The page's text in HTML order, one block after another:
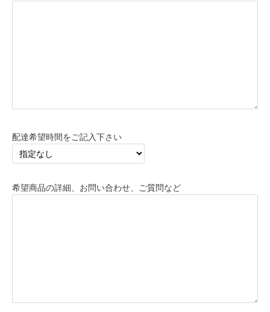
配達希望時間をご記入下さい
希望商品の詳細、お問い合わせ、ご質問など